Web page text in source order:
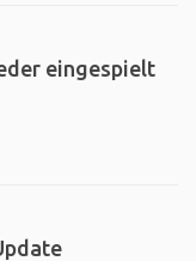
eingespielt